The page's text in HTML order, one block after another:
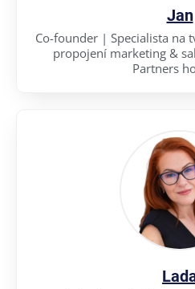
Jan
Co-founder | Specialista na
propojení marketing &
Partners